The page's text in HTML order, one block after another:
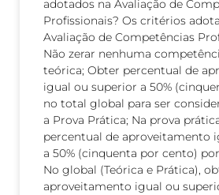
adotados na Avaliação de
Profissionais? Os critérios
Avaliação de Competências
Não zerar nenhuma
teórica; Obter percentual de
igual ou superior a 50%
no total global para ser
a Prova Prática; Na prova
percentual de aproveitamento
a 50% (cinquenta por cento)
No global (Teórica e Prática),
aproveitamento igual ou